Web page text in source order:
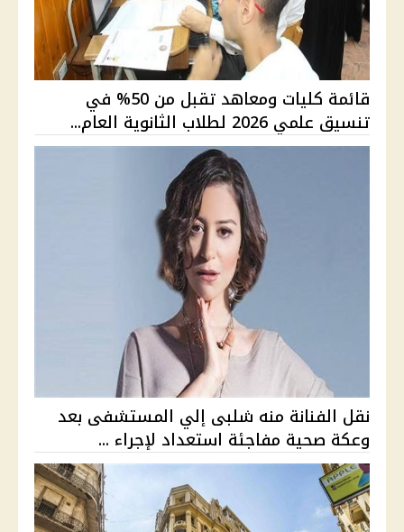
قائمة كليات ومعاهد تقبل من 50% في
تنسيق علمي 2026 لطلاب الثانوية العام...
نقل الفنانة منه شلبى إلي المستشفى بعد
وعكة صحية مفاجئة استعداد لإجراء ...